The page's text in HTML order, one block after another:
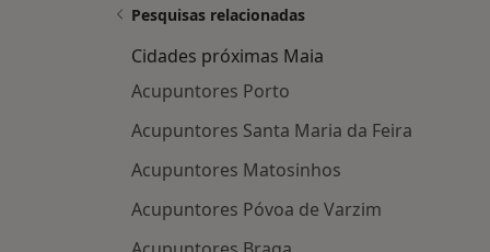
Pesquisas relacionadas
Cidades próximas Maia
Acupuntores Porto
Acupuntores Santa Maria da Feira
Acupuntores Matosinhos
Acupuntores Póvoa de Varzim